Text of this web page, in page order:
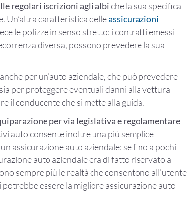
regolari iscrizioni agli albiche la sua specifica
Un’altra caratteristica delleassicurazioni
le polizze in senso stretto: i contratti emessi
diversa, possono prevedere la sua
anche per un’auto aziendale, che può prevedere
per proteggere eventuali danni alla vettura
il conducente che si mette alla guida.
per via legislativa e regolamentare
auto consente inoltre una più semplice
assicurazione auto aziendale: se fino a pochi
auto aziendale era di fatto riservato a
sempre più le realtà che consentono all’utente
essere la migliore assicurazione auto